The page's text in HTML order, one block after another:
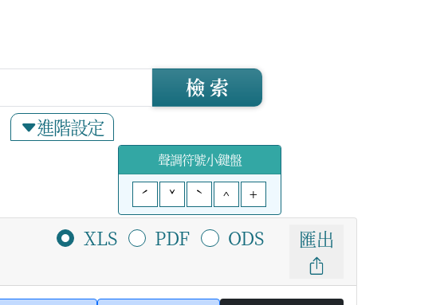
進階設定
檢 索
聲調符號小鍵盤
ˊ
ˇ ˋ ^ +
XLS PDF ODS 匯出